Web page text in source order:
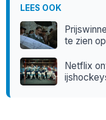
LEES OOK
te zien
Netflix